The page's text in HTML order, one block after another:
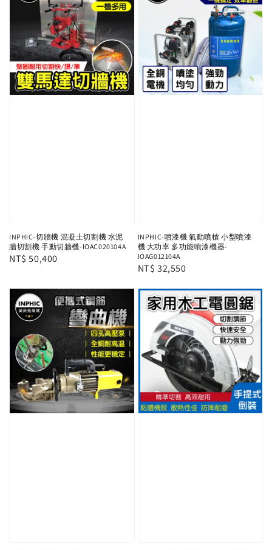
INPHIC-切牆機 混凝土切割機 水泥
牆切割機 手動切牆機-IOAC020104A
Regular
NT$ 50,400
INPHIC-噴漆機 氣動噴槍 小型噴漆
機 大功率 多功能噴漆機器-
IOAG012104A
Regular
NT$ 32,550